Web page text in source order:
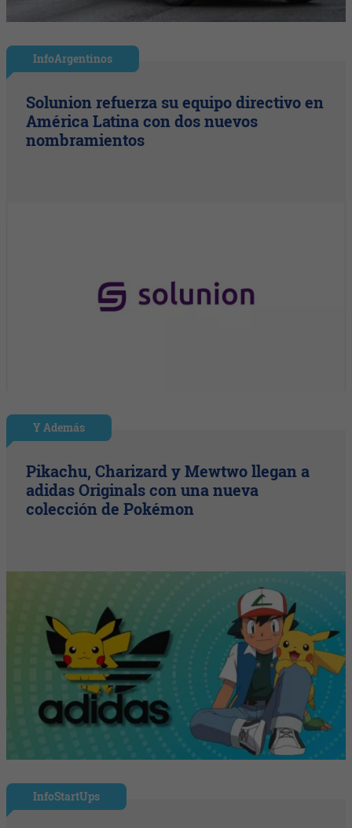
InfoArgentinos
Solunion refuerza su equipo directivo en
América Latina con dos nuevos
nombramientos
Y Además
Pikachu, Charizard y Mewtwo llegan a
adidas Originals con una nueva
colección de Pokémon
InfoStartUps